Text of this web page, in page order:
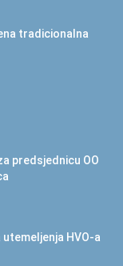
tradicionalna
predsjednicu OO
HVO-a